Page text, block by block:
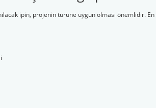
ipin, projenin türüne uygun olması önemlidir.